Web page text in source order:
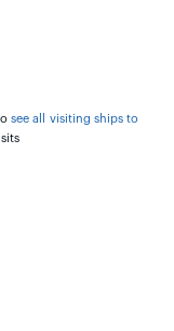
see all visiting ships to